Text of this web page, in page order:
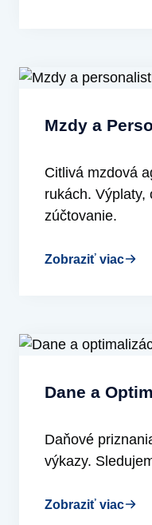
Mzdy a
Citlivá mzdová
rukách. Výplaty,
zúčtovanie.
Zobraziť viac
Dane a
Daňové
výkazy.
Zobraziť viac